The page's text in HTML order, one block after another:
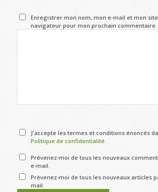
Enregistrer mon nom, mon e-mail et mon
navigateur pour mon prochain commentaire.
J'accepte les termes et conditions énoncés
Politique de confidentialité
Prévenez-moi de tous les nouveaux
e-mail.
Prévenez-moi de tous les nouveaux articles
mail.